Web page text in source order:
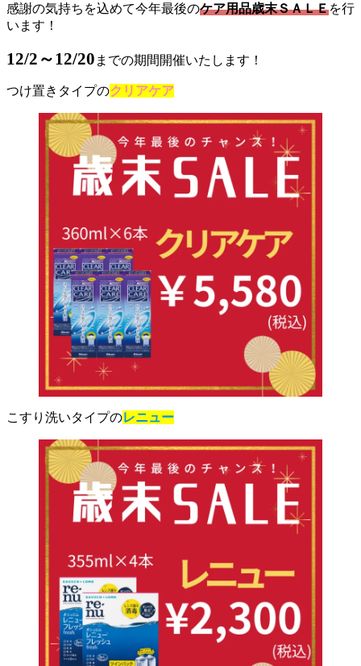
感謝の気持ちを込めて今年最後のケア用品歳末ＳＡＬＥを行
います！
12/2～12/20 までの期間開催いたします！
つけ置きタイプのクリアケア
こすり洗いタイプのレニュー